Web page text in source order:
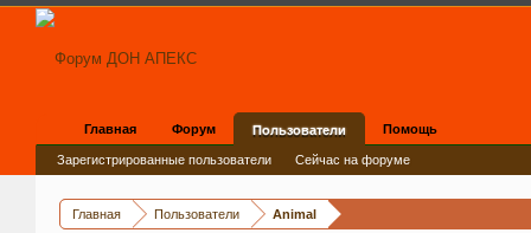
Главная Пользователи Animal
Главная Форум Пользователи
Зарегистрированные пользователи Сейчас на форуме
Помощь